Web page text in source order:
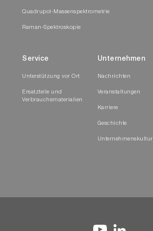
Quadrupol-Massenspektrometrie
Raman-Spektroskopie
Service
Unterstützung vor Ort
Ersatzteile und
Verbrauchsmaterialien
Unternehmen
Nachrichten
Veranstaltungen
Karriere
Geschichte
Unternehmenskultur